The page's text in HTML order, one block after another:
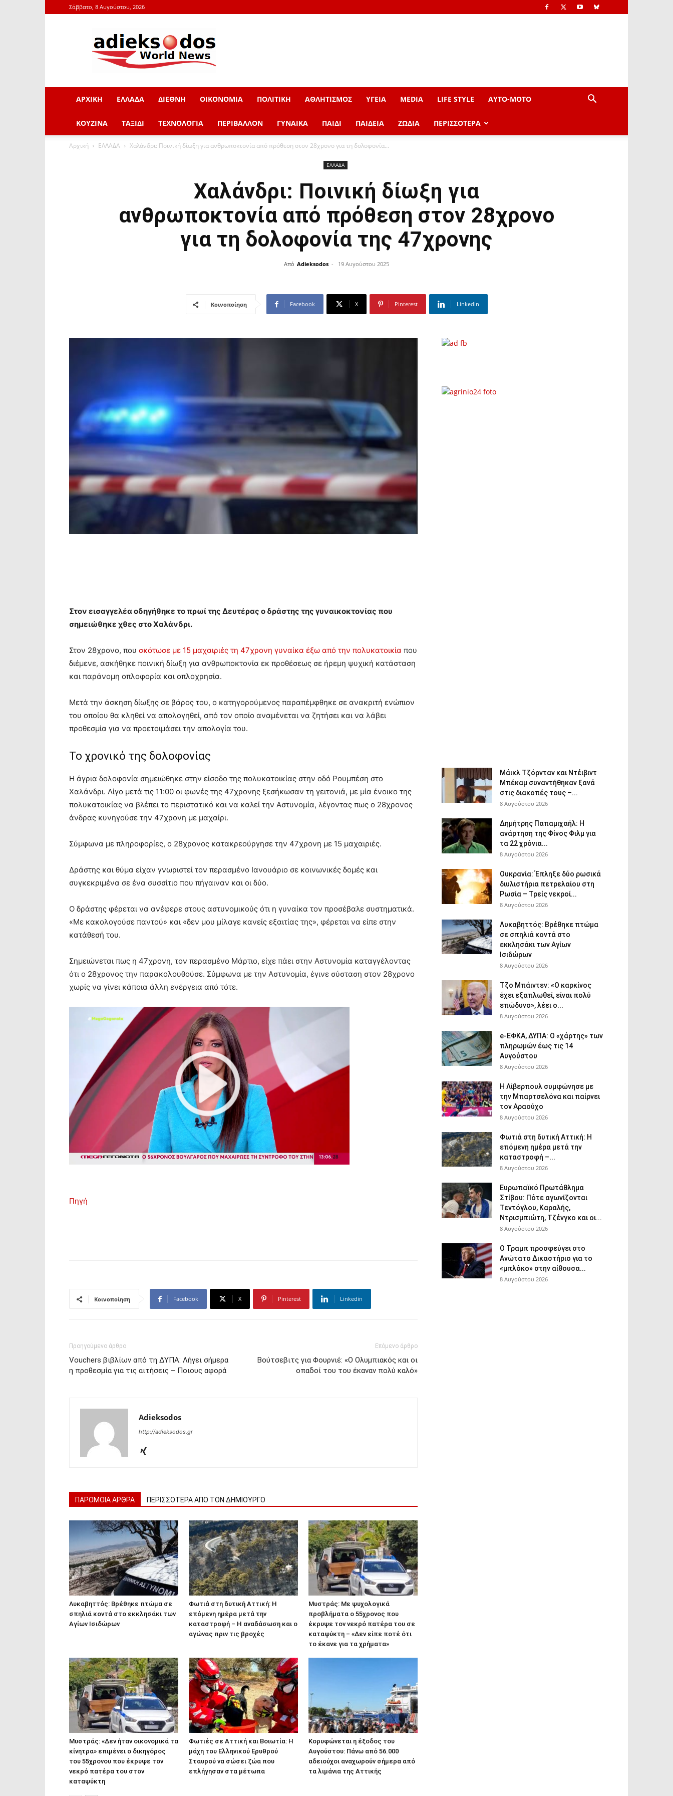
Σάββατο, 8 Αυγούστου, 2026
adieksodos.gr
ΑΡΧΙΚΗ ΕΛΛΑΔΑ ΔΙΕΘΝΗ ΟΙΚΟΝΟΜΙΑ ΠΟΛΙΤΙΚΗ ΑΘΛΗΤΙΣΜΟΣ ΥΓΕΙΑ MEDIA LIFE STYLE AYTO-ΜOTO
ΚΟΥΖΙΝΑ ΤΑΞΙΔΙ ΤΕΧΝΟΛΟΓΙΑ ΠΕΡΙΒΑΛΛΟΝ ΓΥΝΑΙΚΑ ΠΑΙΔΙ ΠΑΙΔΕΙΑ ΖΩΔΙΑ ΠΕΡΙΣΣΟΤΕΡΑ
Αρχική ΕΛΛΑΔΑ Χαλάνδρι: Ποινική δίωξη για ανθρωποκτονία από πρόθεση στον 28χρονο για τη δολοφονία...
ΕΛΛΑΔΑ
Χαλάνδρι: Ποινική δίωξη για
ανθρωποκτονία από πρόθεση στον 28χρονο
για τη δολοφονία της 47χρονης
Από Adieksodos - 19 Αυγούστου 2025
Κοινοποίηση Facebook X Pinterest Linkedin
Στον εισαγγελέα οδηγήθηκε το πρωί της Δευτέρας ο δράστης της γυναικοκτονίας που
σημειώθηκε χθες στο Χαλάνδρι.
Στον 28χρονο, που σκότωσε με 15 μαχαιριές τη 47χρονη γυναίκα έξω από την πολυκατοικία που
διέμενε, ασκήθηκε ποινική δίωξη για ανθρωποκτονία εκ προθέσεως σε ήρεμη ψυχική κατάσταση
και παράνομη οπλοφορία και οπλοχρησία.
Μετά την άσκηση δίωξης σε βάρος του, ο κατηγορούμενος παραπέμφθηκε σε ανακριτή ενώπιον
του οποίου θα κληθεί να απολογηθεί, από τον οποίο αναμένεται να ζητήσει και να λάβει
προθεσμία για να προετοιμάσει την απολογία του.
Το χρονικό της δολοφονίας
Η άγρια δολοφονία σημειώθηκε στην είσοδο της πολυκατοικίας στην οδό Ρουμπέση στο
Χαλάνδρι. Λίγο μετά τις 11:00 οι φωνές της 47χρονης ξεσήκωσαν τη γειτονιά, με μία ένοικο της
πολυκατοικίας να βλέπει το περιστατικό και να καλεί την Αστυνομία, λέγοντας πως ο 28χρονος
άνδρας κυνηγούσε την 47χρονη με μαχαίρι.
Σύμφωνα με πληροφορίες, ο 28χρονος κατακρεούργησε την 47χρονη με 15 μαχαιριές.
Δράστης και θύμα είχαν γνωριστεί τον περασμένο Ιανουάριο σε κοινωνικές δομές και
συγκεκριμένα σε ένα συσσίτιο που πήγαιναν και οι δύο.
Ο δράστης φέρεται να ανέφερε στους αστυνομικούς ότι η γυναίκα τον προσέβαλε συστηματικά.
«Με κακολογούσε παντού» και «δεν μου μίλαγε κανείς εξαιτίας της», φέρεται να είπε στην
κατάθεσή του.
Σημειώνεται πως η 47χρονη, τον περασμένο Μάρτιο, είχε πάει στην Αστυνομία καταγγέλοντας
ότι ο 28χρονος την παρακολουθούσε. Σύμφωνα με την Αστυνομία, έγινε σύσταση στον 28χρονο
χωρίς να γίνει κάποια άλλη ενέργεια από τότε.
Πηγή
Κοινοποίηση Facebook X Pinterest Linkedin
Προηγούμενο άρθρο
Vouchers βιβλίων από τη ΔΥΠΑ: Λήγει σήμερα
η προθεσμία για τις αιτήσεις – Ποιους αφορά
Επόμενο άρθρο
Βούτσεβιτς για Φουρνιέ: «Ο Ολυμπιακός και οι
οπαδοί του του έκαναν πολύ καλό»
Adieksodos
http://adieksodos.gr
ΠΑΡΟΜΟΙΑ ΑΡΘΡΑ ΠΕΡΙΣΣΟΤΕΡΑ ΑΠΟ ΤΟΝ ΔΗΜΙΟΥΡΓΟ
Λυκαβηττός: Βρέθηκε πτώμα σε
σπηλιά κοντά στο εκκλησάκι των
Αγίων Ισιδώρων
Φωτιά στη δυτική Αττική: Η
επόμενη ημέρα μετά την
καταστροφή – Η αναδάσωση και ο
αγώνας πριν τις βροχές
Μυστράς: Με ψυχολογικά
προβλήματα ο 55χρονος που
έκρυψε τον νεκρό πατέρα του σε
καταψύκτη – «Δεν είπε ποτέ ότι
το έκανε για τα χρήματα»
Μυστράς: «Δεν ήταν οικονομικά τα
κίνητρα» επιμένει ο δικηγόρος
του 55χρονου που έκρυψε τον
νεκρό πατέρα του στον
καταψύκτη
Φωτιές σε Αττική και Βοιωτία: Η
μάχη του Ελληνικού Ερυθρού
Σταυρού να σώσει ζώα που
επλήγησαν στα μέτωπα
Κορυφώνεται η έξοδος του
Αυγούστου: Πάνω από 56.000
αδειούχοι αναχωρούν σήμερα από
τα λιμάνια της Αττικής
Μάικλ Τζόρνταν και Ντέιβιντ
Μπέκαμ συναντήθηκαν ξανά
στις διακοπές τους –...
8 Αυγούστου 2026
Δημήτρης Παπαμιχαήλ: Η
ανάρτηση της Φίνος Φιλμ για
τα 22 χρόνια...
8 Αυγούστου 2026
Ουκρανία: Έπληξε δύο ρωσικά
διυλιστήρια πετρελαίου στη
Ρωσία – Τρείς νεκροί...
8 Αυγούστου 2026
Λυκαβηττός: Βρέθηκε πτώμα
σε σπηλιά κοντά στο
εκκλησάκι των Αγίων
Ισιδώρων
8 Αυγούστου 2026
Τζο Μπάιντεν: «Ο καρκίνος
έχει εξαπλωθεί, είναι πολύ
επώδυνο», λέει ο...
8 Αυγούστου 2026
e-ΕΦΚΑ, ΔΥΠΑ: Ο «χάρτης» των
πληρωμών έως τις 14
Αυγούστου
8 Αυγούστου 2026
Η Λίβερπουλ συμφώνησε με
την Μπαρτσελόνα και παίρνει
τον Αραούχο
8 Αυγούστου 2026
Φωτιά στη δυτική Αττική: Η
επόμενη ημέρα μετά την
καταστροφή –...
8 Αυγούστου 2026
Ευρωπαϊκό Πρωτάθλημα
Στίβου: Πότε αγωνίζονται
Τεντόγλου, Καραλής,
Ντρισμπιώτη, Τζένγκο και οι...
8 Αυγούστου 2026
Ο Τραμπ προσφεύγει στο
Ανώτατο Δικαστήριο για το
«μπλόκο» στην αίθουσα...
8 Αυγούστου 2026